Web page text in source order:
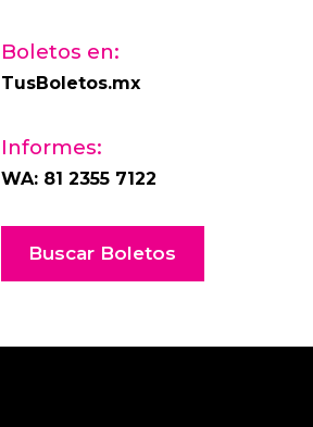
Boletos en:
TusBoletos.mx
Informes:
WA: 81 2355 7122
Buscar Boletos